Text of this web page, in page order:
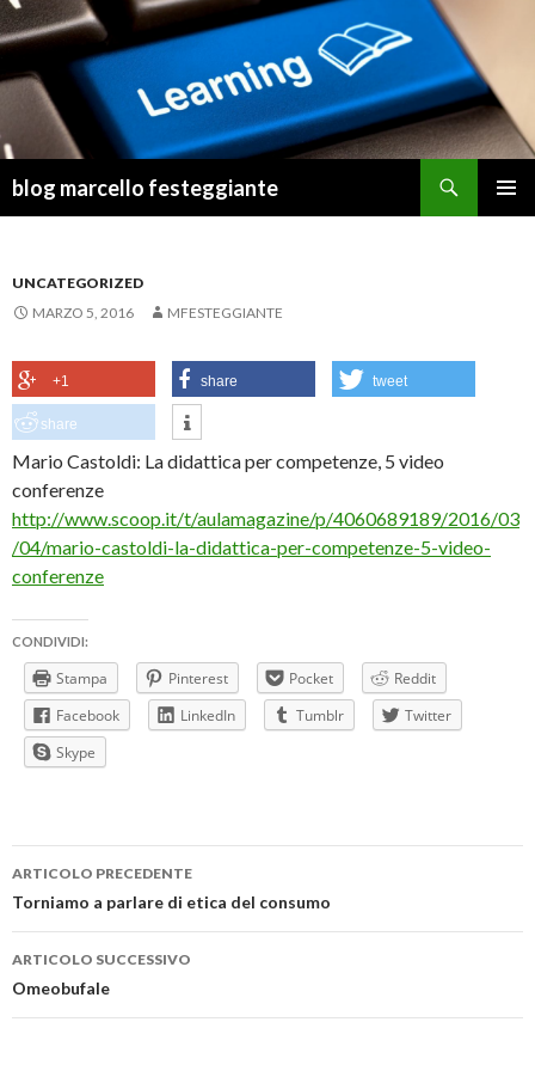
blog marcello festeggiante
UNCATEGORIZED
MARZO 5, 2016
MFESTEGGIANTE
+1 share tweet
share
Mario Castoldi: La didattica per competenze, 5 video
conferenze
http://www.scoop.it/t/aulamagazine/p/4060689189/2016/03
/04/mario-castoldi-la-didattica-per-competenze-5-video-
conferenze
CONDIVIDI:
Stampa Pinterest Pocket
Reddit
Facebook
LinkedIn Tumblr
Twitter
Skype
Navigazione
articolo
ARTICOLO PRECEDENTE
Torniamo a parlare di etica del consumo
ARTICOLO SUCCESSIVO
Omeobufale